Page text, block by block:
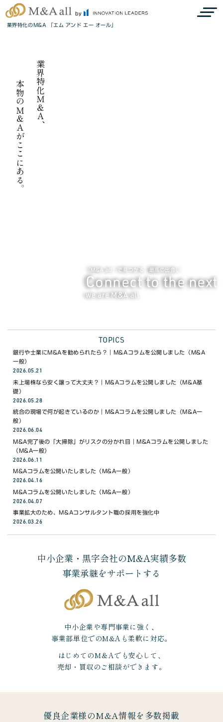
by
業界特化のM&A 「エム アンド エー オール」
業界特化Ｍ＆Ａ、
本物のＭ＆Ａがここにある。
『M&A all』で見つかる、最高の出会い
Connect to the next
we are M&A all.
TOPICS
銀行や士業にM&Aを勧められたら？｜M&Aコラムを公開しました（M&A
一般）
2026.05.21
未上場株なら安く譲って大丈夫？｜M&Aコラムを公開しました（M&A基
礎）
2026.05.28
統合の現場で何が起きているのか｜M&Aコラムを公開しました（M&A一
般）
2026.06.04
M&A完了後の「大掃除」がリスクの分かれ目｜M&Aコラムを公開しました
（M&A一般）
2026.06.11
M&Aコラムを公開いたしました（M&A一般）
2026.04.16
M&Aコラムを公開いたしました（M&A一般）
2026.04.07
事業拡大のため、M&Aコンサルタント職の採用を強化中
2026.03.26
中小企業・黒字会社のM&A実績多数
事業承継をサポートする
中小企業や専門事業に強く、
事業部単位でのM&Aも柔軟に対応。
はじめてのM＆Aでも安心して、
売却・買収のご相談ができます。
優良企業様のM&A情報を多数掲載